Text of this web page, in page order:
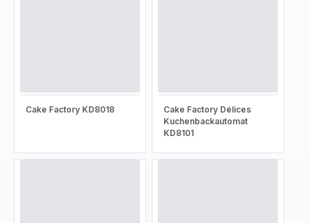
Cake Factory KD8018
Cake Factory Délices
Kuchenbackautomat
KD8101